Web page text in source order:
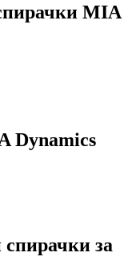
MIA
Dynamics
за